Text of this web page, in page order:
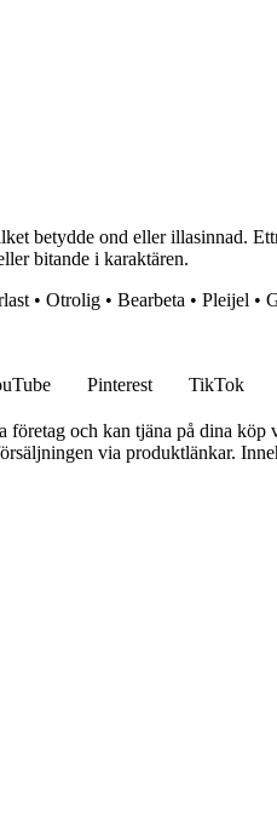
betydde ond eller illasinnad.
bitande i karaktären.
• Otrolig • Bearbeta • Pleijel •
Pinterest TikTok
och kan tjäna på dina köp
via produktlänkar.